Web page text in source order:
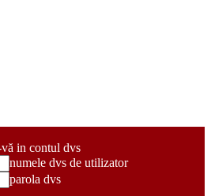
in contul dvs
numele dvs de utilizator
parola dvs